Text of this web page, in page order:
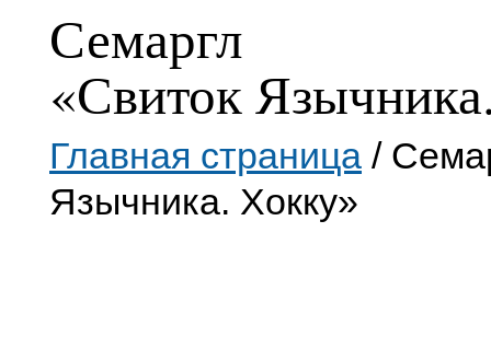
Семаргл
«Свиток
Главная страница /
Язычника. Хокку»